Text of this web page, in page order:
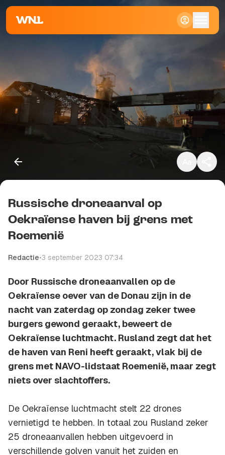
Klein
Standaard
Kopieer link
Russische droneaanval op
Oekraïense haven bij grens met
Roemenië
Redactie•3 september 2023 07:34
Door Russische droneaanvallen op de
Oekraïense oever van de Donau zijn in de
nacht van zaterdag op zondag zeker twee
burgers gewond geraakt, beweert de
Oekraïense luchtmacht. Rusland zegt dat het
de haven van Reni heeft geraakt, vlak bij de
grens met NAVO-lidstaat Roemenië, maar zegt
niets over slachtoffers.
De Oekraïense luchtmacht stelt 22 drones
vernietigd te hebben. In totaal zou Rusland zeker
25 droneaanvallen hebben uitgevoerd in
verschillende golven vanuit het zuiden en